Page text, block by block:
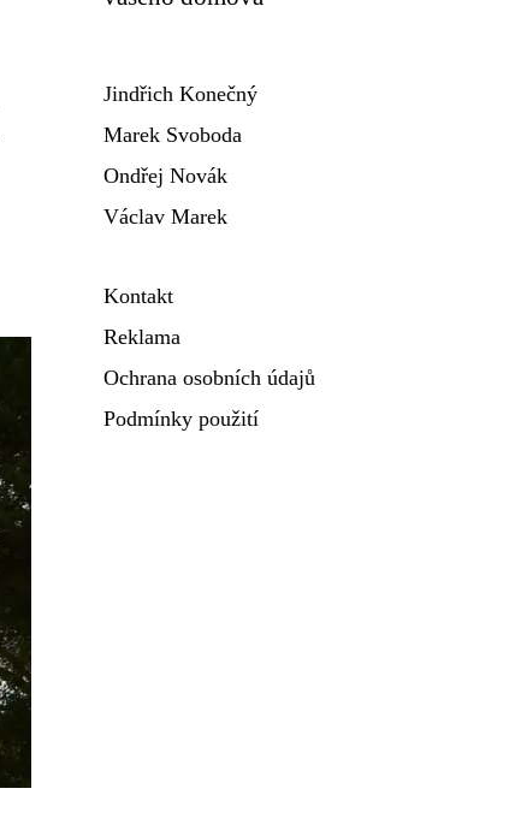
Jindřich Konečný
Marek Svoboda
Ondřej Novák
Václav Marek
Kontakt
Reklama
Ochrana osobních údajů
Podmínky použití